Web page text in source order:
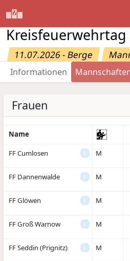
11.07.2026 - Berge
Informationen
Frauen
Name
FF Cumlosen i M
FF Dannenwalde i M
FF Glöwen i M
FF Groß Warnow i M
FF Seddin (Prignitz) i M